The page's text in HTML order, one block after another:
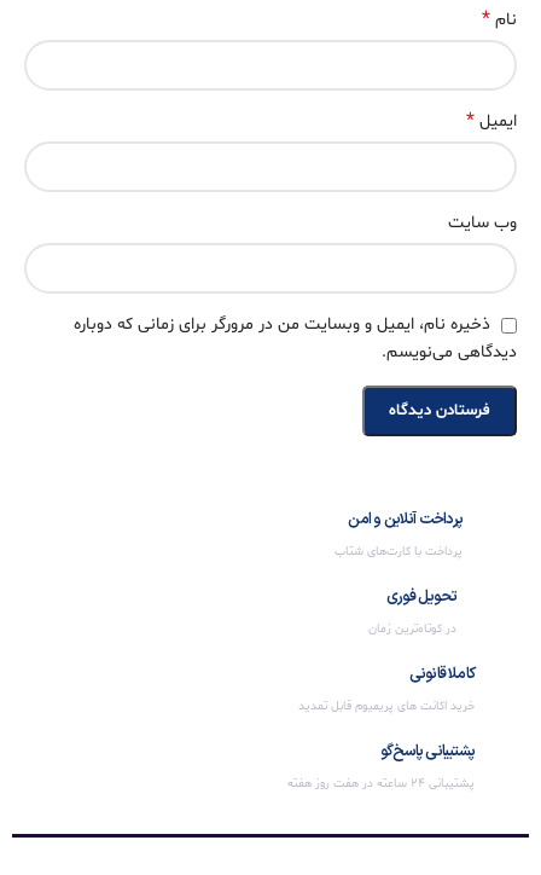
نام *
ایمیل *
وب‌ سایت
ذخیره نام، ایمیل و وبسایت من در مرورگر برای زمانی که دوباره
دیدگاهی می‌نویسم.
پرداخت آنلاین و امن
پرداخت با کارت‌های شتاب
تحویل فوری
در کوتاه‌ترین زمان
کاملا قانونی
خرید اکانت های پریمیوم قابل تمدید
پشتیبانی پاسخ‌گو
پشتیبانی 24 ساعته در هفت روز هفته